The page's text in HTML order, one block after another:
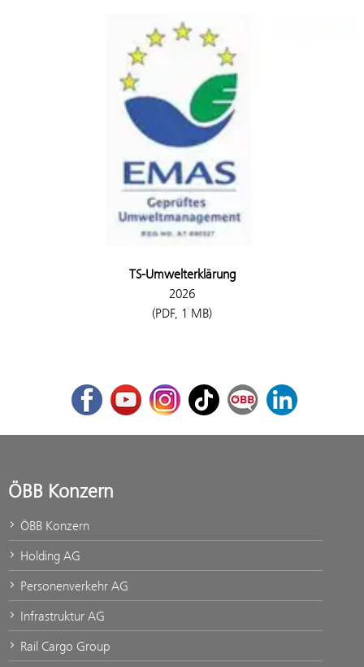
TS-Umwelterklärung
2026
(PDF, 1 MB)
FacebookYoutubeInstagram
TikTok ÖBB Corporate Blog
LinkedIn
ÖBB Konzern
ÖBB Konzern
Holding AG
Personenverkehr AG
Infrastruktur AG
Rail Cargo Group